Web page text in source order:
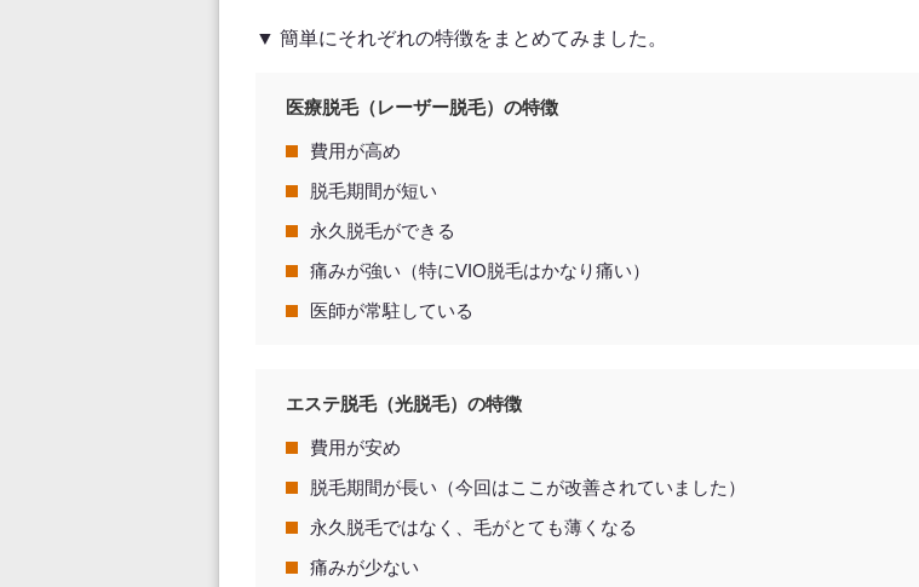
▼ 簡単にそれぞれの特徴をまとめてみました。
医療脱毛（レーザー脱毛）の特徴
費用が高め
脱毛期間が短い
永久脱毛ができる
痛みが強い（特にVIO脱毛はかなり痛い）
医師が常駐している
エステ脱毛（光脱毛）の特徴
費用が安め
脱毛期間が長い（今回はここが改善されていました）
永久脱毛ではなく、毛がとても薄くなる
痛みが少ない